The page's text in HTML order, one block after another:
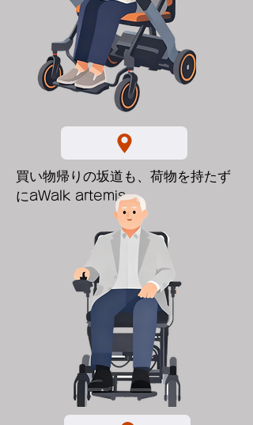
買い物帰りの坂道も、荷物を持たず
にaWalk artemis